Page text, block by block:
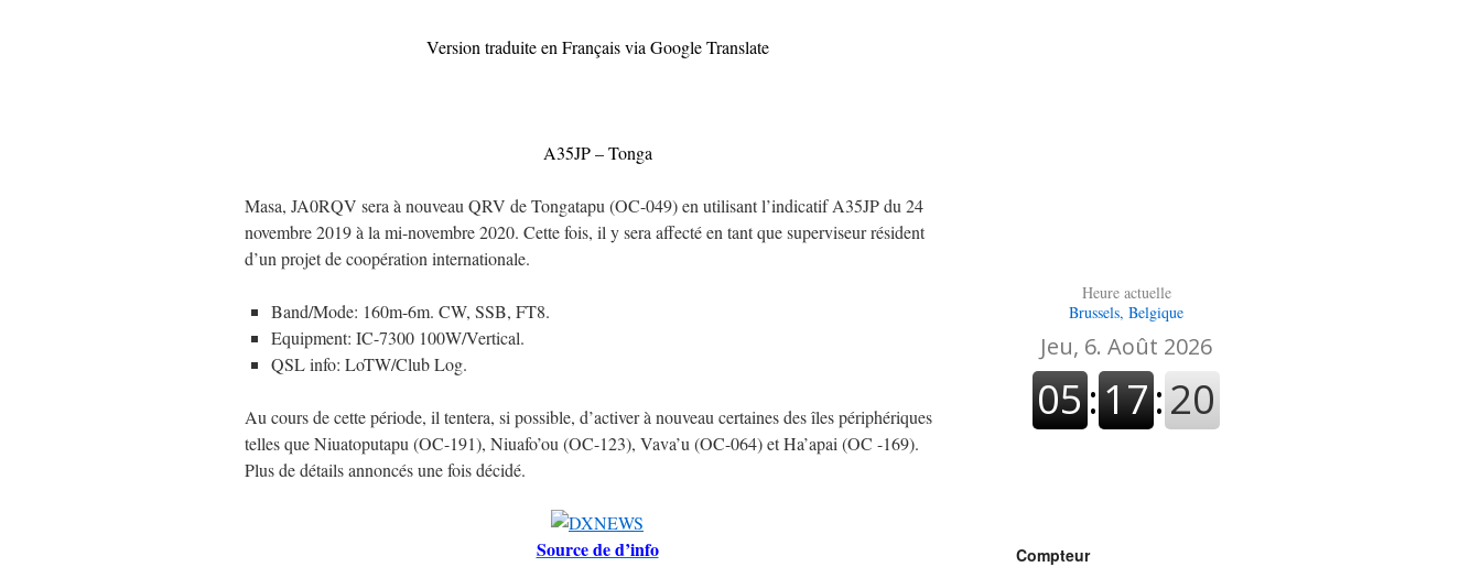
Version traduite en Français via Google Translate
A35JP – Tonga
Masa, JA0RQV sera à nouveau QRV de Tongatapu (OC-049) en utilisant l’indicatif A35JP du 24
novembre 2019 à la mi-novembre 2020. Cette fois, il y sera affecté en tant que superviseur résident
d’un projet de coopération internationale.
Band/Mode: 160m-6m. CW, SSB, FT8.
Equipment: IC-7300 100W/Vertical.
QSL info: LoTW/Club Log.
Au cours de cette période, il tentera, si possible, d’activer à nouveau certaines des îles périphériques
telles que Niuatoputapu (OC-191), Niuafo’ou (OC-123), Vava’u (OC-064) et Ha’apai (OC -169).
Plus de détails annoncés une fois décidé.
Source de d’info
Heure actuelle
Brussels, Belgique
Compteur